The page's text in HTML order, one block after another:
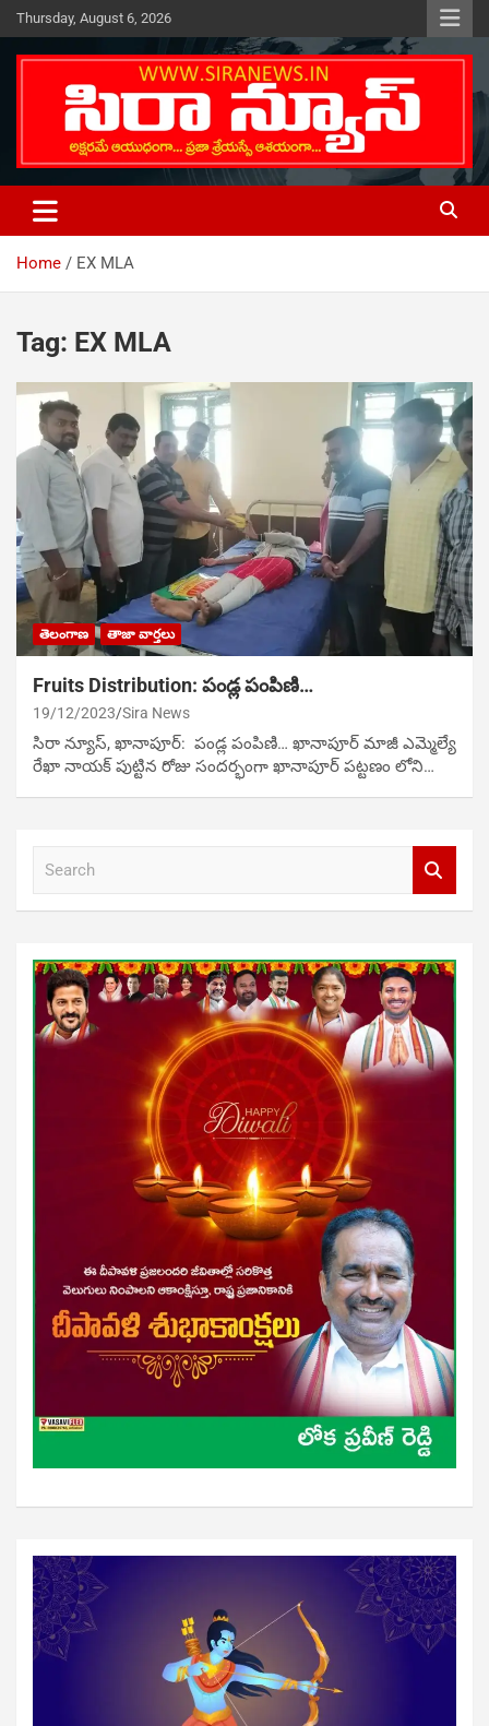
Skip
to
content
Thursday, August 6, 2026
SIRA NEWS
Home EX MLA
Tag: EX MLA
తెలంగాణ తాజా వార్తలు
Fruits Distribution: పండ్ల పంపిణి…
19/12/2023 Sira News
సిరా న్యూస్, ఖానాపూర్: పండ్ల పంపిణి… ఖానాపూర్ మాజీ ఎమ్మెల్యే
రేఖా నాయక్ పుట్టిన రోజు సందర్భంగా ఖానాపూర్ పట్టణం లోని…
h